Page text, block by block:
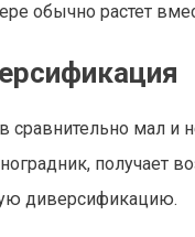
обычно растет
сравнительно мал
получает
диверсификацию.